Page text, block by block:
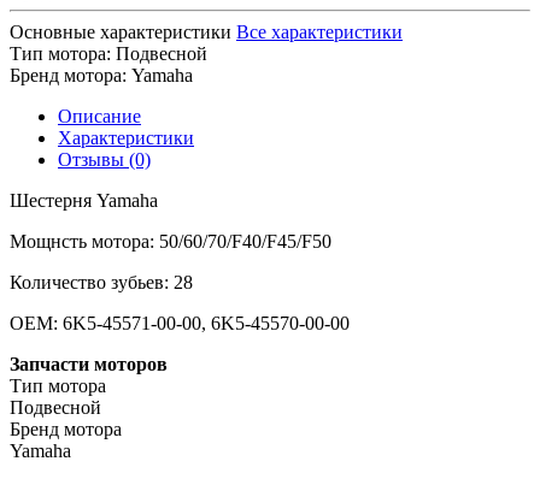
Основные характеристики Все характеристики
Тип мотора: Подвесной
Бренд мотора: Yamaha
Описание
Характеристики
Отзывы (0)
Шестерня Yamaha
Мощнсть мотора: 50/60/70/F40/F45/F50
Количество зубьев: 28
OEM: 6K5-45571-00-00, 6K5-45570-00-00
Запчасти моторов
Тип мотора
Подвесной
Бренд мотора
Yamaha